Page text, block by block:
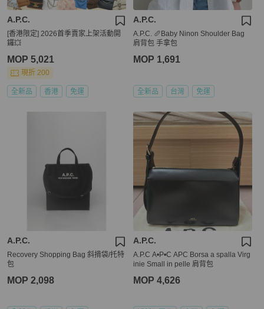
A.P.C.
[香港限定] 2026首季賣家上架活動開
鑼💥
MOP 5,021
現折 200
全新品 香港 免運
A.P.C.
A.P.C. 🥖Baby Ninon Shoulder Bag
肩背包 手拿包
MOP 1,691
全新品 台灣 免運
A.P.C.
Recovery Shopping Bag 斜揹袋/托特
包
MOP 2,098
A.P.C.
A.P.C A•P•C APC Borsa a spalla Virg
inie Small in pelle 肩背包
MOP 4,626